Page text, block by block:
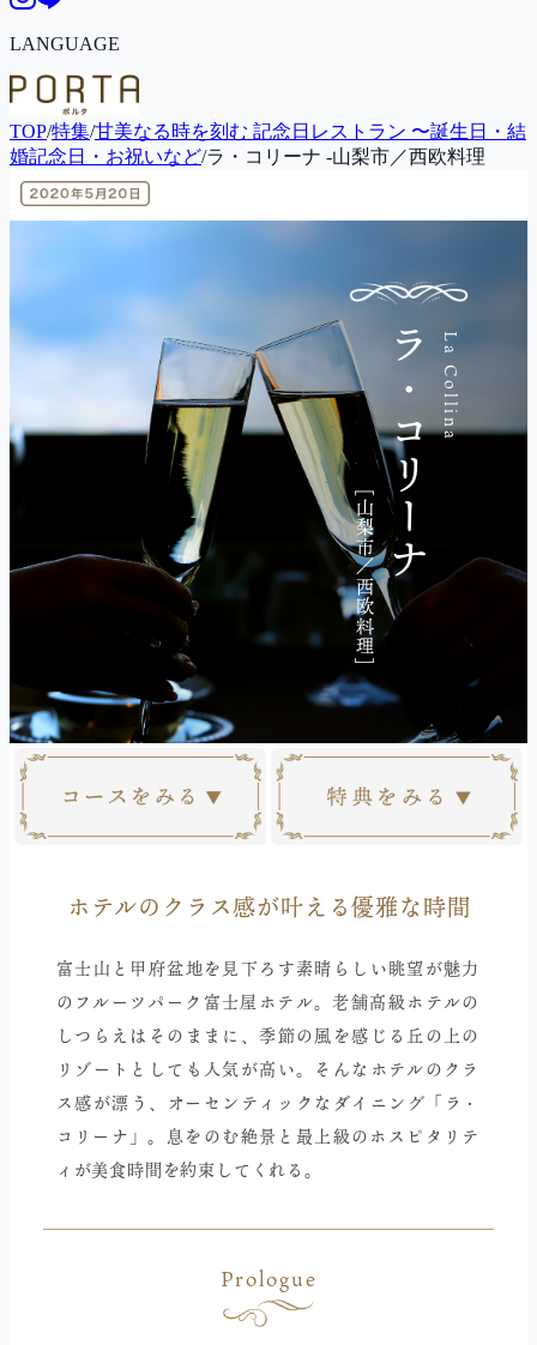
LANGUAGE
TOP/特集/甘美なる時を刻む 記念日レストラン 〜誕生日・結
婚記念日・お祝いなど/ラ・コリーナ -山梨市／西欧料理